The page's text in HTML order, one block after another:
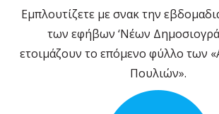
Εμπλουτίζετε με σνακ την
των εφήβων ‘Νέων
ετοιμάζουν το επόμενο φύλλο των
Πουλιών».